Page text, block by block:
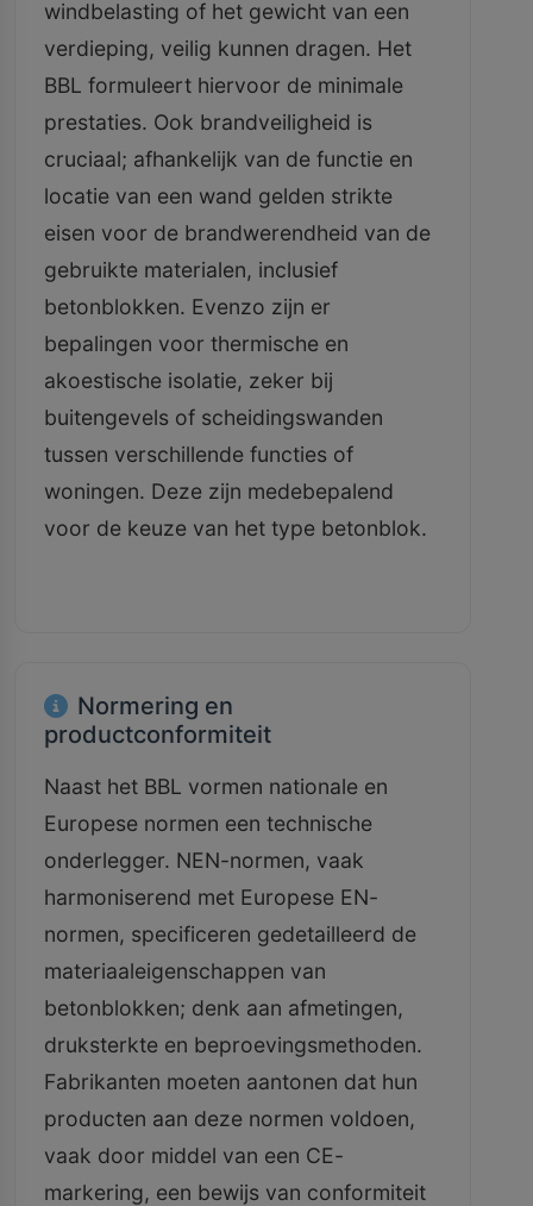
windbelasting of het gewicht van een
verdieping, veilig kunnen dragen. Het
BBL formuleert hiervoor de minimale
prestaties. Ook brandveiligheid is
cruciaal; afhankelijk van de functie en
locatie van een wand gelden strikte
eisen voor de brandwerendheid van de
gebruikte materialen, inclusief
betonblokken. Evenzo zijn er
bepalingen voor thermische en
akoestische isolatie, zeker bij
buitengevels of scheidingswanden
tussen verschillende functies of
woningen. Deze zijn medebepalend
voor de keuze van het type betonblok.
Normering en
productconformiteit
Naast het BBL vormen nationale en
Europese normen een technische
onderlegger. NEN-normen, vaak
harmoniserend met Europese EN-
normen, specificeren gedetailleerd de
materiaaleigenschappen van
betonblokken; denk aan afmetingen,
druksterkte en beproevingsmethoden.
Fabrikanten moeten aantonen dat hun
producten aan deze normen voldoen,
vaak door middel van een CE-
markering, een bewijs van conformiteit